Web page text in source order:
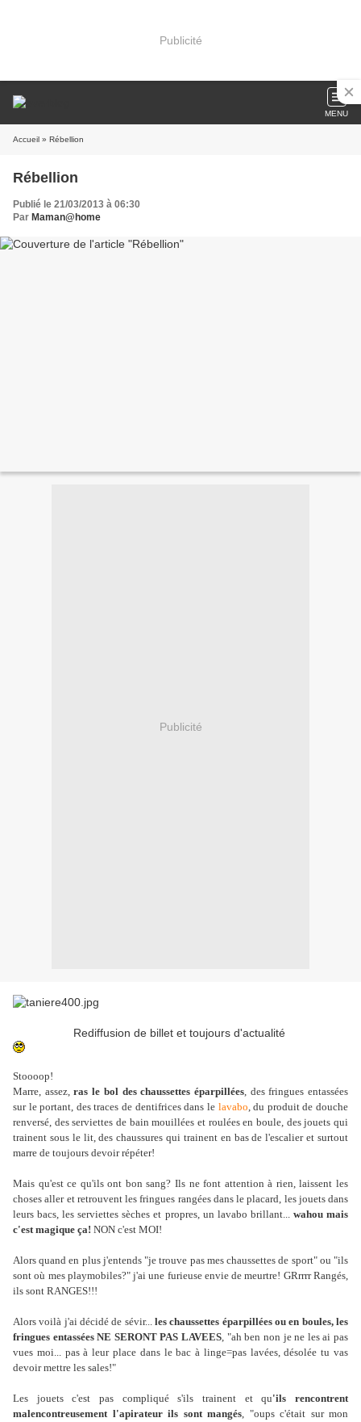
Publicité
MENU
Accueil » Rébellion
Rébellion
Publié le 21/03/2013 à 06:30
Par Maman@home
Publicité
Rediffusion de billet et toujours d'actualité
Stoooop!
Marre, assez,ras le bol des chaussettes éparpillées, des fringues entassées
sur le portant, des traces de dentifrices dans le lavabo, du produit de douche
renversé, des serviettes de bain mouillées et roulées en boule, des jouets qui
trainent sous le lit, des chaussures qui trainent en bas de l'escalier et surtout
marre de toujours devoir répéter!
Mais qu'est ce qu'ils ont bon sang? Ils ne font attention à rien, laissent les
choses aller et retrouvent les fringues rangées dans le placard, les jouets dans
leurs bacs, les serviettes sèches et propres, un lavabo brillant... wahou mais
c'est magique ça! NON c'est MOI!
Alors quand en plus j'entends "je trouve pas mes chaussettes de sport" ou "ils
sont où mes playmobiles?" j'ai une furieuse envie de meurtre! GRrrrr Rangés,
ils sont RANGES!!!
Alors voilà j'ai décidé de sévir... les chaussettes éparpillées ou en boules, les
fringues entassées NE SERONT PAS LAVEES, "ah ben non je ne les ai pas
vues moi... pas à leur place dans le bac à linge=pas lavées, désolée tu vas
devoir mettre les sales!"
Les jouets c'est pas compliqué s'ils trainent et qu'ils rencontrent
malencontreusement l'apirateur ils sont mangés, "oups c'était sur mon